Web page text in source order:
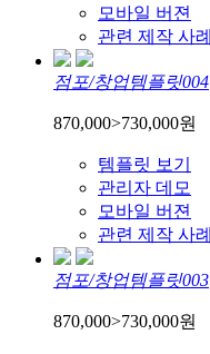
모바일 버젼
관련 제작 사례
점포/창업템플릿004
870,000>730,000원
템플릿 보기
관리자 데모
모바일 버젼
관련 제작 사례
점포/창업템플릿003
870,000>730,000원